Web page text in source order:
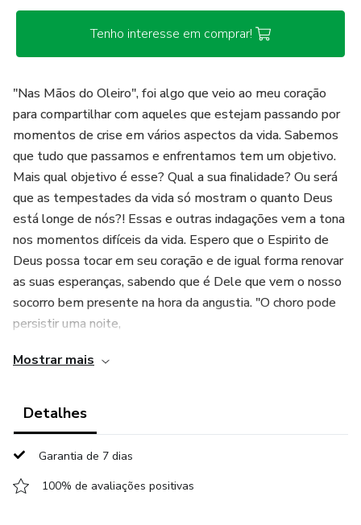
Tenho interesse em comprar!
"Nas Mãos do Oleiro", foi algo que veio ao meu coração
para compartilhar com aqueles que estejam passando por
momentos de crise em vários aspectos da vida. Sabemos
que tudo que passamos e enfrentamos tem um objetivo.
Mais qual objetivo é esse? Qual a sua finalidade? Ou será
que as tempestades da vida só mostram o quanto Deus
está longe de nós?! Essas e outras indagações vem a tona
nos momentos difíceis da vida. Espero que o Espirito de
Deus possa tocar em seu coração e de igual forma renovar
as suas esperanças, sabendo que é Dele que vem o nosso
socorro bem presente na hora da angustia. "O choro pode
persistir uma noite,
mas de manhã irrompe a alegria". Tenha fé!
Mostrar mais
Detalhes
Garantia de 7 dias
100% de avaliações positivas